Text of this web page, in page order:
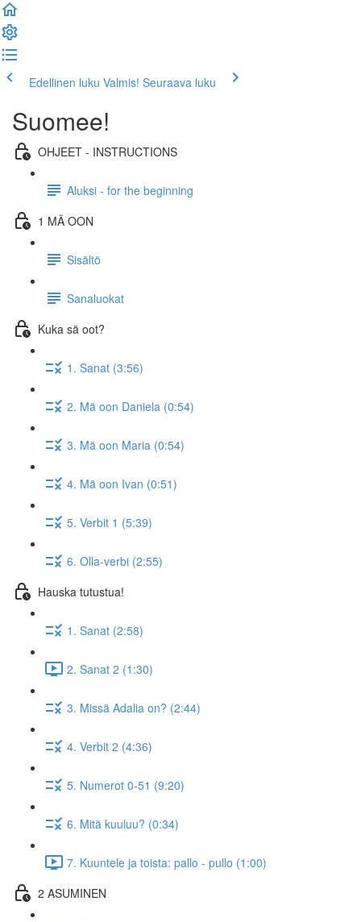
Edellinen luku Valmis! Seuraava luku
Suomee!
OHJEET - INSTRUCTIONS
Aluksi - for the beginning
1 MÄ OON
Sisältö
Sanaluokat
Kuka sä oot?
1. Sanat (3:56)
2. Mä oon Daniela (0:54)
3. Mä oon Maria (0:54)
4. Mä oon Ivan (0:51)
5. Verbit 1 (5:39)
6. Olla-verbi (2:55)
Hauska tutustua!
1. Sanat (2:58)
2. Sanat 2 (1:30)
3. Missä Adalia on? (2:44)
4. Verbit 2 (4:36)
5. Numerot 0-51 (9:20)
6. Mitä kuuluu? (0:34)
7. Kuuntele ja toista: pallo - pullo (1:00)
2 ASUMINEN